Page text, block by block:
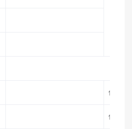
仪器技
仪器负